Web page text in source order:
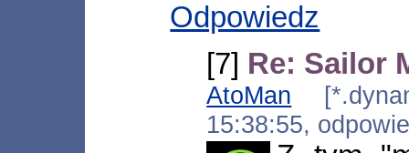
Odpowiedz
[7] Re: Sailor
AtoMan
15:38:55,